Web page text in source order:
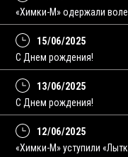
«Химки-М» одержали
15/06/2025
С Днем рождения!
13/06/2025
C Днем рождения!
12/06/2025
«Химки-М» уступили